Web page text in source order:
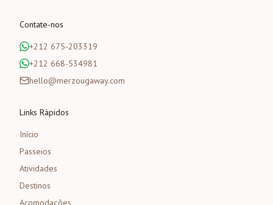
Contate-nos
+212 675-203319
+212 668-534981
hello@merzougaway.com
Links Rápidos
Início
Passeios
Atividades
Destinos
Acomodações